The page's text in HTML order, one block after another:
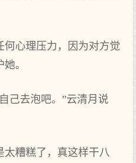
何心理压力，因为对方觉
。
己去泡吧。”云清月说
太糟糕了，真这样干八